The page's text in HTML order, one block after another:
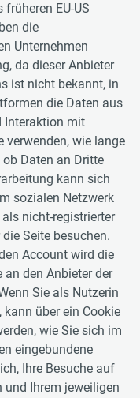
EU-US
die
Unternehmen
da dieser Anbieter
ist nicht bekannt, in
die Daten aus
Interaktion mit
verwenden, wie lange
Daten an Dritte
kann sich
sozialen Netzwerk
nicht-registrierter
Seite besuchen.
Account wird die
an den Anbieter der
Sie als Nutzerin
über ein Cookie
wie Sie sich im
eingebundene
Ihre Besuche auf
und Ihrem jeweiligen